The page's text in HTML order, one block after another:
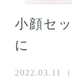
小顔セ
に
2022.03.11